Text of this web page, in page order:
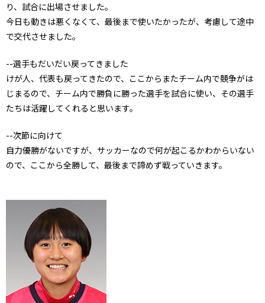
り、試合に出場させました。
今日も動きは悪くなくて、最後まで使いたかったが、考慮して途中
で交代させました。
--選手もだいだい戻ってきました
けが人、代表も戻ってきたので、ここからまたチーム内で競争がは
じまるので、チーム内で勝負に勝った選手を試合に使い、その選手
たちは活躍してくれると思います。
--次節に向けて
自力優勝がないですが、サッカーなので何が起こるかわからいない
ので、ここから全勝して、最後まで諦めず戦っていきます。